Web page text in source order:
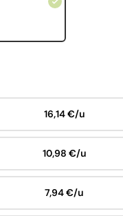
16,14 €/u
10,98 €/u
7,94 €/u